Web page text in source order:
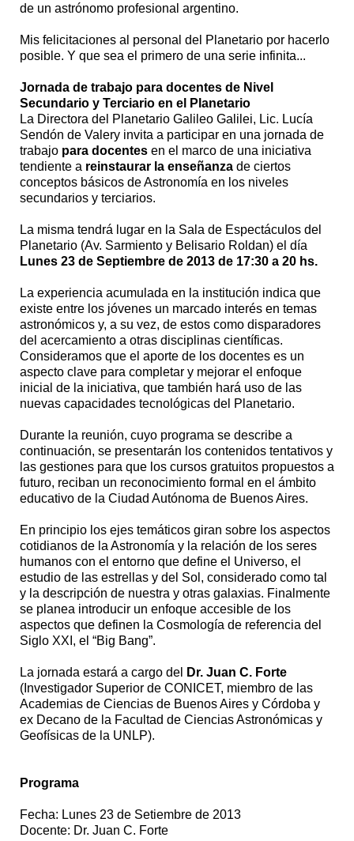
de un astrónomo profesional argentino.
Mis felicitaciones al personal del Planetario por hacerlo
posible. Y que sea el primero de una serie infinita...
Jornada de trabajo para docentes de Nivel
Secundario y Terciario en el Planetario
La Directora del Planetario Galileo Galilei, Lic. Lucía
Sendón de Valery invita a participar en una jornada de
trabajo para docentes en el marco de una iniciativa
tendiente a reinstaurar la enseñanza de ciertos
conceptos básicos de Astronomía en los niveles
secundarios y terciarios.
La misma tendrá lugar en la Sala de Espectáculos del
Planetario (Av. Sarmiento y Belisario Roldan) el día
Lunes 23 de Septiembre de 2013 de 17:30 a 20 hs.
La experiencia acumulada en la institución indica que
existe entre los jóvenes un marcado interés en temas
astronómicos y, a su vez, de estos como disparadores
del acercamiento a otras disciplinas científicas.
Consideramos que el aporte de los docentes es un
aspecto clave para completar y mejorar el enfoque
inicial de la iniciativa, que también hará uso de las
nuevas capacidades tecnológicas del Planetario.
Durante la reunión, cuyo programa se describe a
continuación, se presentarán los contenidos tentativos y
las gestiones para que los cursos gratuitos propuestos a
futuro, reciban un reconocimiento formal en el ámbito
educativo de la Ciudad Autónoma de Buenos Aires.
En principio los ejes temáticos giran sobre los aspectos
cotidianos de la Astronomía y la relación de los seres
humanos con el entorno que define el Universo, el
estudio de las estrellas y del Sol, considerado como tal
y la descripción de nuestra y otras galaxias. Finalmente
se planea introducir un enfoque accesible de los
aspectos que definen la Cosmología de referencia del
Siglo XXI, el “Big Bang”.
La jornada estará a cargo del
Dr. Juan C. Forte
(Investigador Superior de CONICET, miembro de las
Academias de Ciencias de Buenos Aires y Córdoba y
ex Decano de la Facultad de Ciencias Astronómicas y
Geofísicas de la UNLP).
Programa
Fecha: Lunes 23 de Setiembre de 2013
Docente: Dr. Juan C. Forte